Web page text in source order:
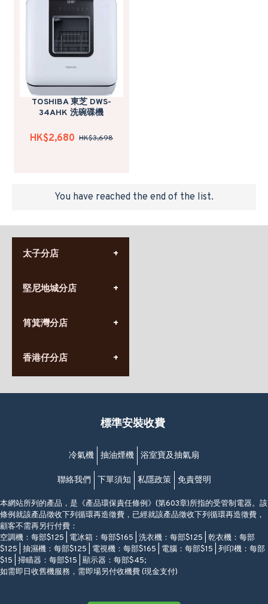
TOSHIBA 東芝 DWS-
34AHK 洗碗碟機
HK$2,680 HK$3,698
You have reached the end of the list.
太子分店
營業時間:
九龍太子太子道西141號
堅尼地城分店
營業時間:
香港堅尼地城卑路乍街
(堅尼地城地鐵站B出口)
筲箕灣分店
營業時間:
(10:00am-20:30pm)
香港仔分店
營業時間:
香港香港仔成都道20-28號
(黃竹坑地鐵站轉4M專線小巴)
標準安裝收費
冷氣機 抽油煙機 浴室寶及抽氣扇
聯絡我們 下單須知 私隱政策 免責聲明
本網站所列的產品，是《產品環保責任條例》(第603章)所指的受管制電器。該
條例就該產品徵收下列循環再造徵費，已經就該產品徵收下列循環再造徵費，
顧客不需再另行付費：
空調機：每部$125 | 電冰箱：每部$165 | 洗衣機：每部$125 | 乾衣機：每部
$125 | 抽濕機：每部$125 | 電視機：每部$165 | 電腦：每部$15 | 列印機：每部
$15 | 掃瞄器：每部$15 | 顯示器：每部$45;
如需即日收舊機服務，需即場另付收機費 (現金支付)